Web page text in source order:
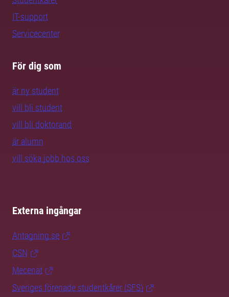
IT-support
Servicecenter
För dig som
är ny student
vill bli student
vill bli doktorand
är alumn
vill söka jobb hos oss
Externa ingångar
Antagning.se
CSN
Mecenat
Sveriges förenade studentkårer (SFS)